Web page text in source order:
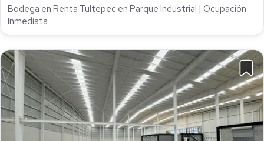
Bodega en Renta Tultepec en Parque Industrial | Ocupación
Inmediata